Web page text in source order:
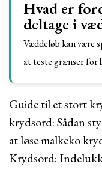
Hvad er
deltage i
Væddeløb kan være
at teste grænser for
Guide til et stort
krydsord: Sådan
at løse malkeko
Krydsord: